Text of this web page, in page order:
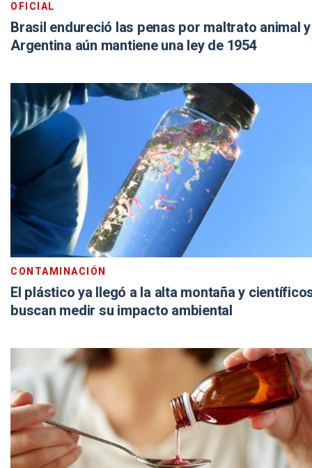
OFICIAL
Brasil endureció las penas por maltrato animal y
Argentina aún mantiene una ley de 1954
CONTAMINACIÓN
El plástico ya llegó a la alta montaña y
buscan medir su impacto ambiental